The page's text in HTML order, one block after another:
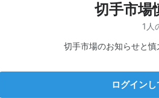
切手市場
1人
切手市場のお知らせと
ログイン